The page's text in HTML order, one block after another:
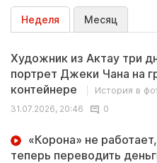
Неделя Месяц
Художник из Актау три
портрет Джеки Чана на
контейнере
История в
31.07.2026, 20:46
0
«Корона» не
теперь переводить